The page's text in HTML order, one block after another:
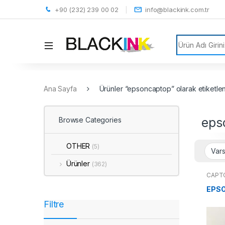
+90 (232) 239 00 02 info@blackink.com.tr
Search for:
Ana Sayfa Ürünler “epsoncaptop” olarak
Browse Categories
OTHER (5)
Ürünler (362)
Filtre